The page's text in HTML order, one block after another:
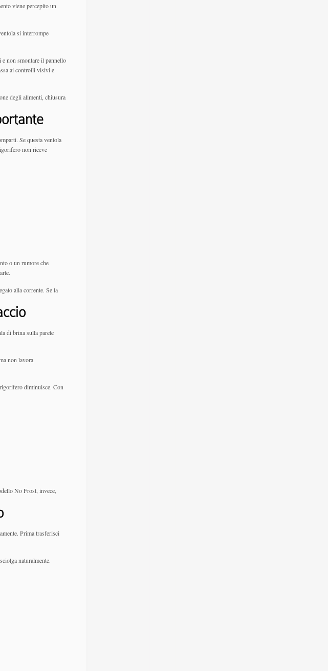
viene percepito un
si interrompe
non smontare il pannello
ai controlli visivi e
degli alimenti, chiusura
Se questa ventola
non riceve
o un rumore che
alla corrente. Se la
di brina sulla parete
non lavora
diminuisce. Con
No Frost, invece,
Prima trasferisci
naturalmente.